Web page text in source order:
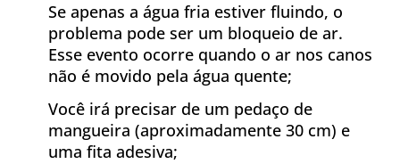
Se apenas a água fria estiver fluindo, o
problema pode ser um bloqueio de ar.
Esse evento ocorre quando o ar nos canos
não é movido pela água quente;
Você irá precisar de um pedaço de
mangueira (aproximadamente 30 cm) e
uma fita adesiva;